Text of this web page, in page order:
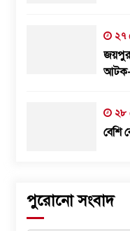
২৭
২৮
বেশি
পুরোনো সংবাদ